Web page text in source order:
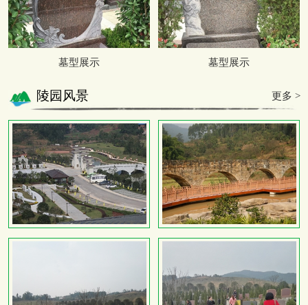
墓型展示 墓型展示
陵园风景 更多 >